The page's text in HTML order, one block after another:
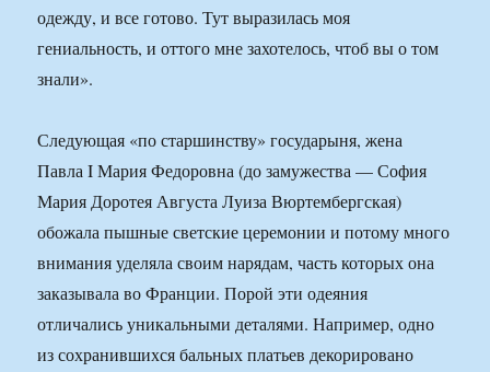
одежду, и все готово. Тут выразилась моя
гениальность, и оттого мне захотелось, чтоб вы о том
знали».
Следующая «по старшинству» государыня, жена
Павла I Мария Федоровна (до замужества — София
Мария Доротея Августа Луиза Вюртембергская)
обожала пышные светские церемонии и потому много
внимания уделяла своим нарядам, часть которых она
заказывала во Франции. Порой эти одеяния
отличались уникальными деталями. Например, одно
из сохранившихся бальных платьев декорировано